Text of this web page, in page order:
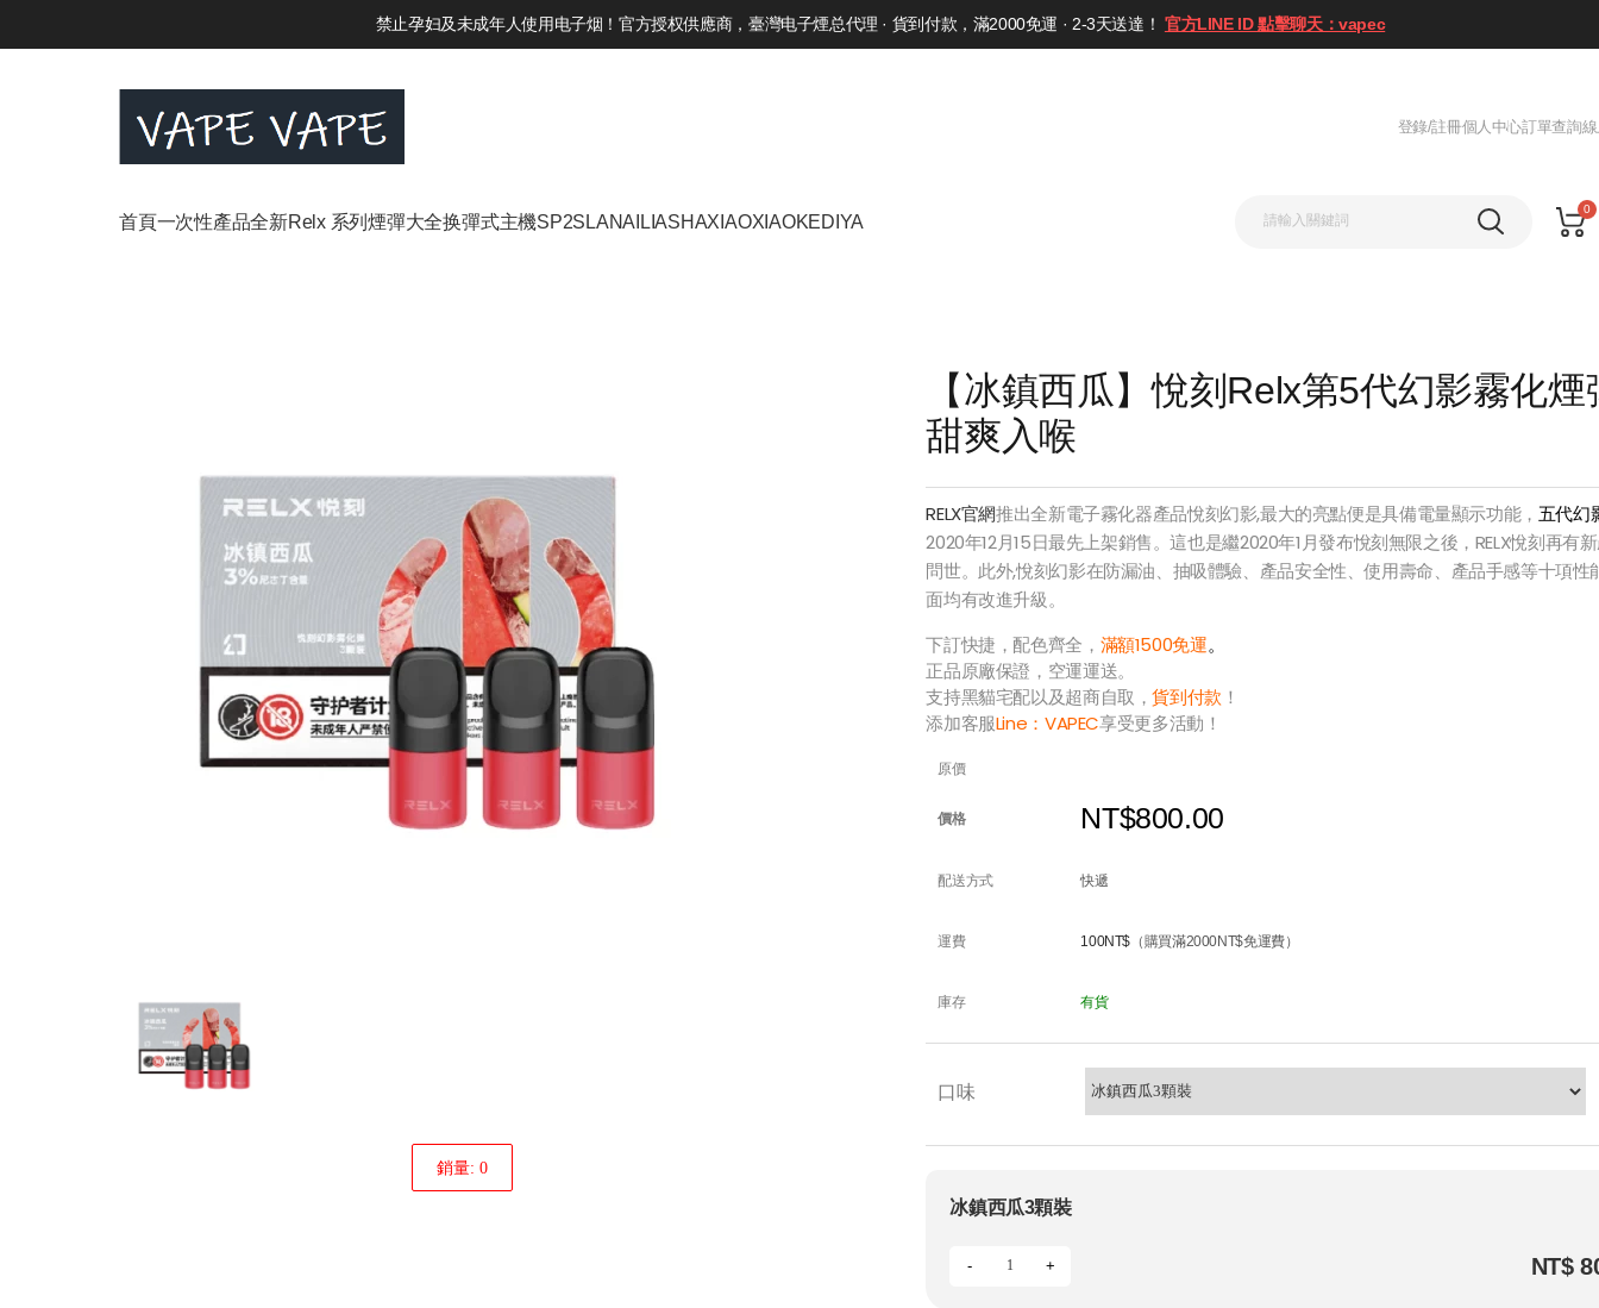
禁止孕妇及未成年人使用电子烟！官方授权供應商，臺灣电子煙总代理 · 貨到付款，滿2000免運 · 2-3天送達！ 官方LINE ID 點擊聊天：vapec
登錄/註冊個人中心訂單查詢
首頁一次性產品全新Relx 系列煙彈大全换彈式主機SP2S LANA ILIASHAXIAOXIAOKEDIYA
0
銷量: 0
【冰鎮西瓜】悅刻Relx第5代幻影霧化煙
甜爽入喉
RELX官網推出全新電子霧化器產品悅刻幻影,最大的亮點便是具備電量顯示功能， 五代幻
2020年12月15日最先上架銷售。這也是繼2020年1月發布悅刻無限之後，RELX悅刻再有
問世。此外,悅刻幻影在防漏油、抽吸體驗、產品安全性、使用壽命、產品手感等十項性
面均有改進升級。
下訂快捷，配色齊全， 滿額1500免運。
正品原廠保證，空運運送。
支持黑貓宅配以及超商自取，貨到付款 ！
添加客服Line： VAPEC享受更多活動！
原價
價格 NT$800.00
配送方式 快遞
運費 100NT$ （購買滿2000NT$免運費）
庫存 有貨
口味
冰鎮西瓜3顆裝
- + NT$